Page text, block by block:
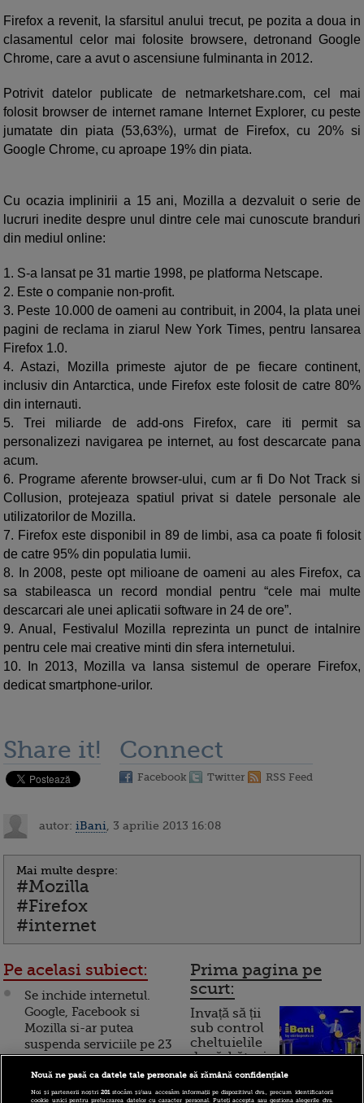
Firefox a revenit, la sfarsitul anului trecut, pe pozita a doua in
clasamentul celor mai folosite browsere, detronand Google
Chrome, care a avut o ascensiune fulminanta in 2012.
Potrivit datelor publicate de netmarketshare.com, cel mai
folosit browser de internet ramane Internet Explorer, cu peste
jumatate din piata (53,63%), urmat de Firefox, cu 20% si
Google Chrome, cu aproape 19% din piata.
Cu ocazia implinirii a 15 ani, Mozilla a dezvaluit o serie de
lucruri inedite despre unul dintre cele mai cunoscute branduri
din mediul online:
1. S-a lansat pe 31 martie 1998, pe platforma Netscape.
2. Este o companie non-profit.
3. Peste 10.000 de oameni au contribuit, in 2004, la plata unei
pagini de reclama in ziarul New York Times, pentru lansarea
Firefox 1.0.
4. Astazi, Mozilla primeste ajutor de pe fiecare continent,
inclusiv din Antarctica, unde Firefox este folosit de catre 80%
din internauti.
5. Trei miliarde de add-ons Firefox, care iti permit sa
personalizezi navigarea pe internet, au fost descarcate pana
acum.
6. Programe aferente browser-ului, cum ar fi Do Not Track si
Collusion, protejeaza spatiul privat si datele personale ale
utilizatorilor de Mozilla.
7. Firefox este disponibil in 89 de limbi, asa ca poate fi folosit
de catre 95% din populatia lumii.
8. In 2008, peste opt milioane de oameni au ales Firefox, ca
sa stabileasca un record mondial pentru “cele mai multe
descarcari ale unei aplicatii software in 24 de ore”.
9. Anual, Festivalul Mozilla reprezinta un punct de intalnire
pentru cele mai creative minti din sfera internetului.
10. In 2013, Mozilla va lansa sistemul de operare Firefox,
dedicat smartphone-urilor.
Share it! Connect
Facebook Twitter RSS Feed
autor: iBani , 3 aprilie 2013 16:08
Mai multe despre:
#Mozilla
#Firefox
#internet
Pe acelasi subiect:
Se inchide internetul.
Google, Facebook si
Mozilla si-ar putea
suspenda serviciile pe 23
Aproape 1 mld. dolari,
Prima pagina pe
scurt:
Invață să ții
sub control
cheltuielile
de sărbători.
Cum
Nouă ne pasă ca datele tale personale să rămână confidențiale
Noi și partenerii noștri201stocăm și/sau accesăm informații pe dispozitivul dvs., precum identificatorii
cookie unici pentru prelucrarea datelor cu caracter personal. Puteți accepta sau gestiona alegerile dvs.